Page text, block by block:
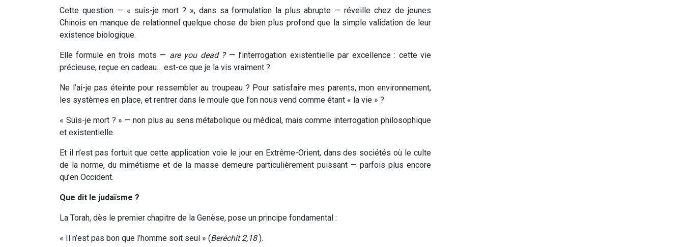
Cette question — « suis-je mort ? », dans sa formulation la plus abrupte — réveille chez de jeunes
Chinois en manque de relationnel quelque chose de bien plus profond que la simple validation de leur
existence biologique.
Elle formule en trois mots — are you dead ?— l’interrogation existentielle par excellence : cette vie
précieuse, reçue en cadeau… est-ce que je la vis vraiment ?
Ne l’ai-je pas éteinte pour ressembler au troupeau ? Pour satisfaire mes parents, mon environnement,
les systèmes en place, et rentrer dans le moule que l’on nous vend comme étant « la vie » ?
« Suis-je mort ? » — non plus au sens métabolique ou médical, mais comme interrogation philosophique
et existentielle.
Et il n’est pas fortuit que cette application voie le jour en Extrême-Orient, dans des sociétés où le culte
de la norme, du mimétisme et de la masse demeure particulièrement puissant — parfois plus encore
qu’en Occident.
Que dit le judaïsme ?
La Torah, dès le premier chapitre de la Genèse, pose un principe fondamental :
« Il n’est pas bon que l’homme soit seul » (Beréchit 2,18).